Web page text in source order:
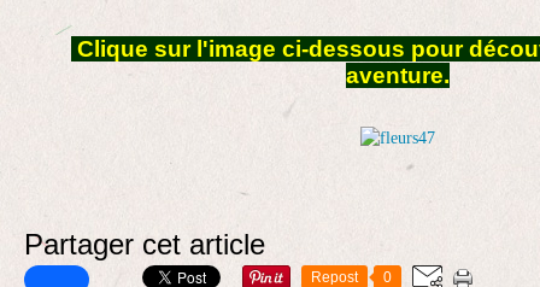
Clique sur l'image ci-dessous pour
aventure.
Partager cet article
Repost 0